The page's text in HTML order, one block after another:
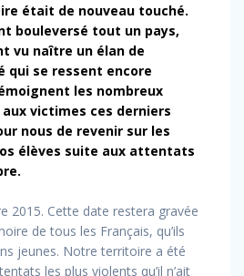
était de nouveau touché.
bouleversé tout un pays,
vu naître un élan de
qui se ressent encore
les nombreux
victimes ces derniers
nous de revenir sur les
élèves suite aux attentats
2015. Cette date restera gravée
de tous les Français, qu’ils
jeunes. Notre territoire a été
les plus violents qu’il n’ait